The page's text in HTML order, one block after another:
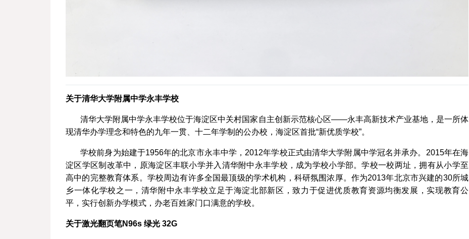
关于清华大学附属中学永丰学校
清华大学附属中学永丰学校位于海淀区中关村国家自主创新示范核心区——永丰高新技术产业基地，是一所体
现清华办学理念和特色的九年一贯、十二年学制的公办校，海淀区首批“新优质学校”。
学校前身为始建于1956年的北京市永丰中学，2012年学校正式由清华大学附属中学冠名并承办。2015年在海
淀区学区制改革中，原海淀区丰联小学并入清华附中永丰学校，成为学校小学部。学校一校两址，拥有从小学至
高中的完整教育体系。学校周边有许多全国最顶级的学术机构，科研氛围浓厚。作为2013年北京市兴建的30所城
乡一体化学校之一，清华附中永丰学校立足于海淀北部新区，致力于促进优质教育资源均衡发展，实现教育公
平，实行创新办学模式，办老百姓家门口满意的学校。
关于激光翻页笔N96s 绿光 32G